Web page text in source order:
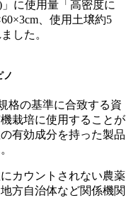
に使用量「高密度に
、使用土壌約5
した。
ノ
格の基準に合致する資
栽培に使用することが
有効成分を持った製品
カウントされない農薬
方自治体など関係機関